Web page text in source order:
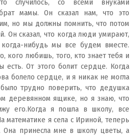
случилось, со всеми внуками
мамы. Он сказал нам, что это
но мы должны помнить, что потом
Он сказал, что когда люди умирают,
нибудь мы все будем вместе.
кого любишь, того, кто знает тебя и
есть. От этого болит сердце. Когда
болело сердце, и я никак не могла
трудно поверить, что дедушка
деревянном ящике, но я знаю, что
его.Когда я пошла в школу, все
математике я села с Ириной, теперь
Она принесла мне в школу цветы, а